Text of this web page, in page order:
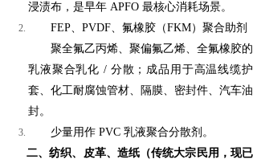
浸渍布，是早年 APFO 最核心消耗场景。
FEP、PVDF、氟橡胶（FKM）聚合助剂
聚全氟乙丙烯、聚偏氟乙烯、全氟橡胶的
乳液聚合乳化 / 分散；成品用于高温线缆护
套、化工耐腐蚀管材、隔膜、密封件、汽车油
封。
少量用作 PVC 乳液聚合分散剂。
二、纺织、皮革、造纸（传统大宗民用，现已